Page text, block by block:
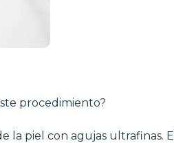
procedimiento?
la piel con agujas ultrafinas. El